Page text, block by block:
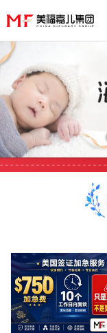
子
优
势
服
务
流
月
子
成